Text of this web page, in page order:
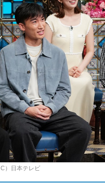
）日本テレビ